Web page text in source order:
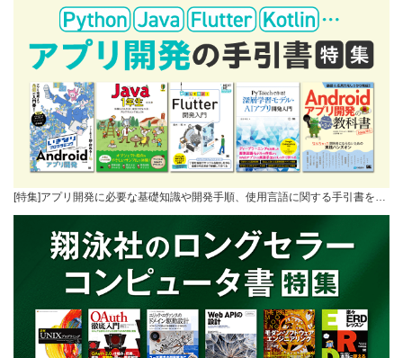
[特集]アプリ開発に必要な基礎知識や開発手順、使用言語に関する手引書を…